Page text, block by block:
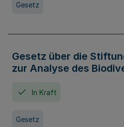
Gesetz
Gesetz über die
zur Analyse des
In Kraft
Gesetz